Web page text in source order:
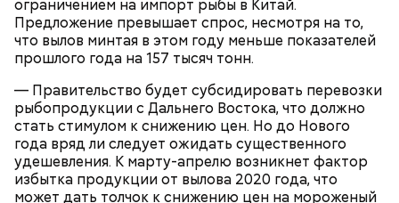
ограничением на импорт рыбы в Китай.
Предложение превышает спрос, несмотря на то,
что вылов минтая в этом году меньше показателей
прошлого года на 157 тысяч тонн.
— Правительство будет субсидировать перевозки
рыбопродукции с Дальнего Востока, что должно
стать стимулом к снижению цен. Но до Нового
года вряд ли следует ожидать существенного
удешевления. К марту-апрелю возникнет фактор
избытка продукции от вылова 2020 года, что
может дать толчок к снижению цен на мороженый
Одним из запоминающихся событий того периода
для Макеева стал футбольный матч между
киевским «Динамо» и мадридским «Атлетико»,
который состоялся 3 мая в Киеве. Полк Макеева жил
в палатках в лесу около Варовичей, в 12 километрах
от Припяти. А солдатам очень хотелось увидеть
О, всесвятый Николае, угодниче преизрядный
Господень, теплый наш заступниче, и везде в
скорбех скорый помощниче!